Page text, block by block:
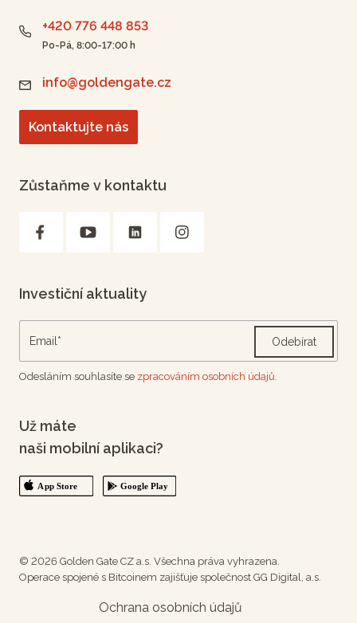
+420 776 448 853
Po-Pá, 8:00-17:00 h
info@goldengate.cz
Kontaktujte nás
Zůstaňme v kontaktu
Investiční aktuality
Odebírat
Odesláním souhlasíte se zpracováním osobních údajů.
Už máte
naši mobilní aplikaci?
© 2026 Golden Gate CZ a.s. Všechna práva vyhrazena.
Operace spojené s Bitcoinem zajišťuje společnost GG Digital, a.s.
Ochrana osobních údajů